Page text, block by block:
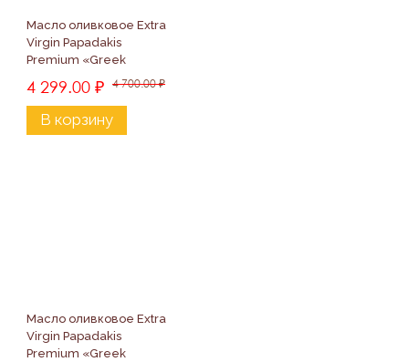
Масло оливковое Extra
Virgin Papadakis
Premium «Greek
Legend», 750мл
4 299.00 ₽ 4 700.00₽
В корзину
Масло оливковое Extra
Virgin Papadakis
Premium «Greek